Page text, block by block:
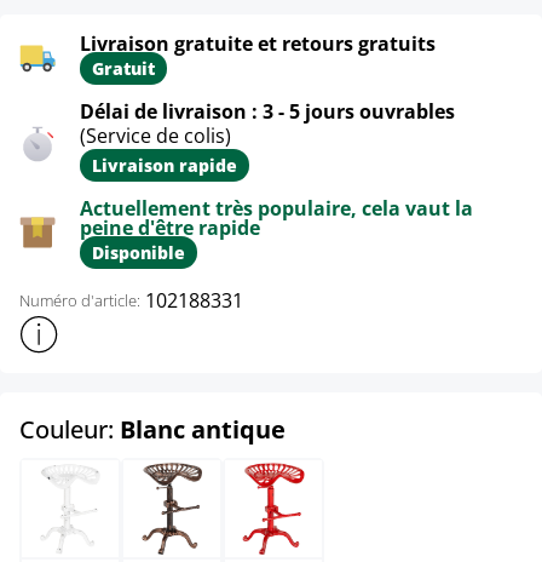
Livraison gratuite et retours gratuits
Gratuit
Délai de livraison : 3 - 5 jours ouvrables
(Service de colis)
Livraison rapide
Actuellement très populaire, cela vaut la
peine d'être rapide
Disponible
Numéro d'article: 102188331
Afficher plus d'informations sur le produit
Couleur: Blanc antique
Blanc antiqueBronze Rouge